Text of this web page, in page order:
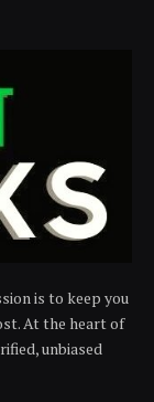
is to keep you
At the heart of
unbiased